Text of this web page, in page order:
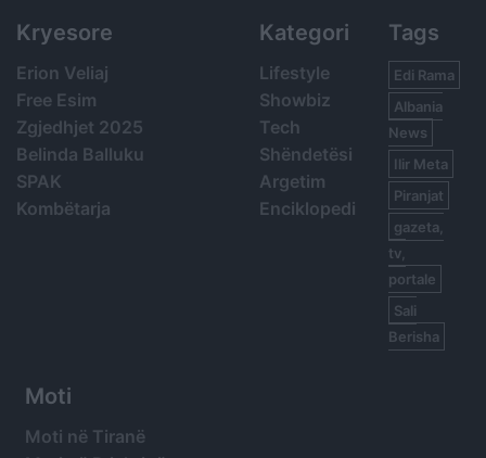
Kryesore
Erion Veliaj
Free Esim
Zgjedhjet 2025
Belinda Balluku
SPAK
Kombëtarja
Kategori
Lifestyle
Showbiz
Tech
Shëndetësi
Argetim
Enciklopedi
Tags
Edi Rama
Albania
News
Ilir Meta
Piranjat
gazeta,
tv,
portale
Sali
Berisha
Moti
Moti në Tiranë